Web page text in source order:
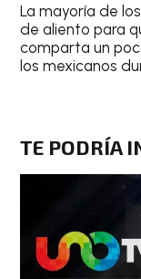
La mayoría de
de aliento para
comparta un
los mexicanos
TE PODRÍA